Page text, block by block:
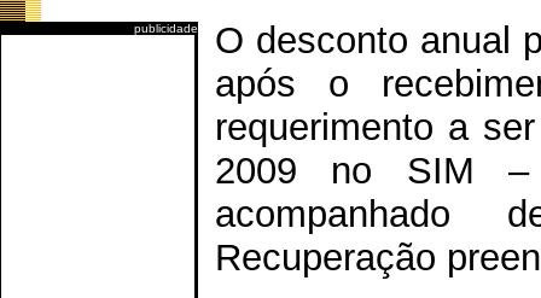
publicidade
O desconto anual
após o
requerimento a
2009 no SIM –
Recuperação